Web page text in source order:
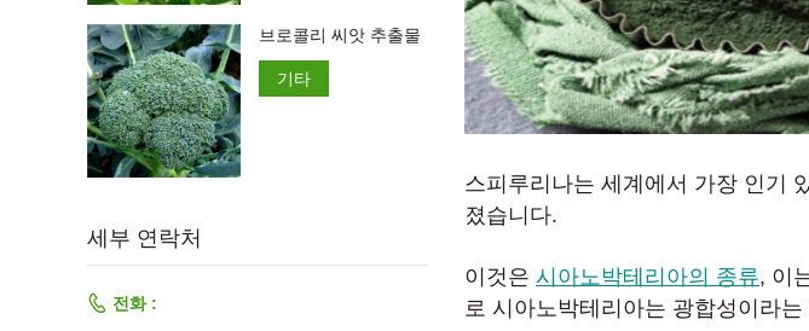
스피루리나는 세계에서 가장 인기
졌습니다.
이것은 시아노박테리아의 종류, 이
로 시아노박테리아는 광합성이라
브로콜리 씨앗 추출물
기타
세부 연락처
 전화 :